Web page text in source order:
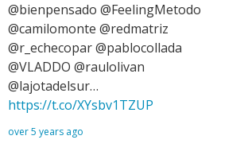
@bienpensado @FeelingMetodo
@camilomonte @redmatriz
@r_echecopar @pablocollada
@VLADDO @raulolivan
@lajotadelsur…
https://t.co/XYsbv1TZUP
over 5 years ago